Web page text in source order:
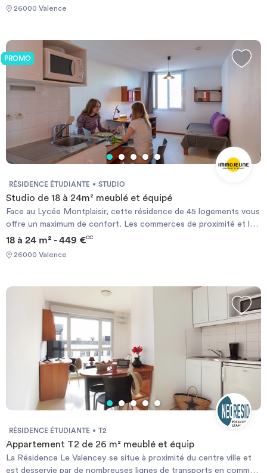
26000 Valence
PROMO
RÉSIDENCE ÉTUDIANTE STUDIO
Studio de 18 à 24m² meublé et équipé
Face au Lycée Montplaisir, cette résidence de 45 logements vous
offre un maximum de confort. Les commerces de proximité et les
différentes lignes de bus desservant le centre-ville de Valence
sont au pied de la résidence. Le campus universitaire de Briffaut
est également facilement accessible (à quelques minutes en vélo,
individuels.
18 à 24 m² - 449 €CC
26000 Valence
RÉSIDENCE ÉTUDIANTE T2
Appartement T2 de 26 m² meublé et équip
La Résidence Le Valencey se situe à proximité du centre ville et
est desservie par de nombreuses lignes de transports en commun